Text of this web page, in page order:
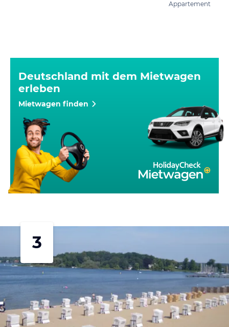
Appartement
Deutschland mit dem Mietwagen
erleben
Mietwagen finden
3